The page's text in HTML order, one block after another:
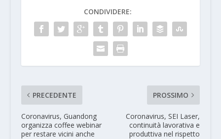
CONDIVIDERE:
PRECEDENTE
Coronavirus, Guandong
organizza coffee webinar
per restare vicini anche
PROSSIMO
Coronavirus, SEI Laser,
continuità lavorativa e
produttiva nel rispetto